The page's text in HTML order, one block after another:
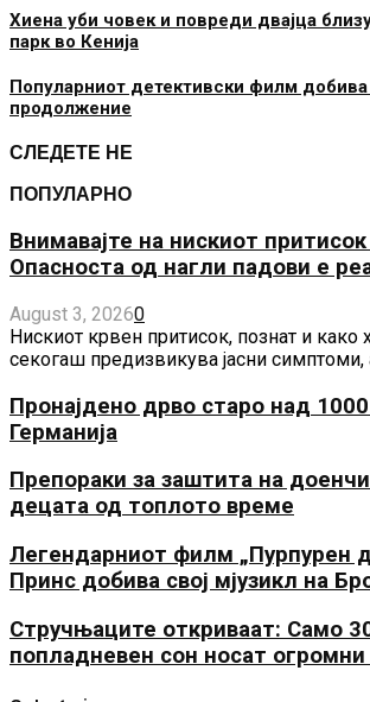
Хиена уби човек и повреди двајца
парк во Кенија
Популарниот детективски филм добива
продолжение
СЛЕДЕТЕ НЕ
ПОПУЛАРНО
Внимавајте на нискиот
Опасноста од нагли падови е
August 3, 20260
Нискиот крвен притисок, познат и како
секогаш предизвикува јасни симптоми,
Пронајдено дрво старо над
Германија
Препораки за заштита на
децата од топлото време
Легендарниот филм „Пурпурен
Принс добива свој мјузикл на
Стручњаците откриваат: Само
попладневен сон носат